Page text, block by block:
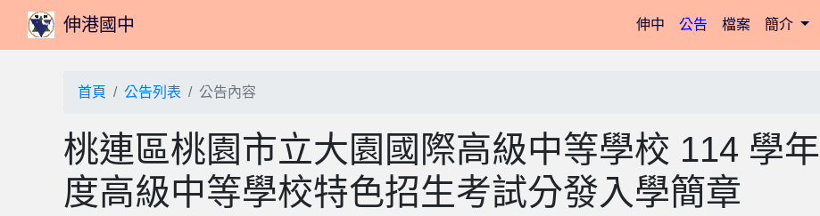
伸港國中 伸中(current)
公告 檔案 簡介
首頁 公告列表 公告內容
桃連區桃園市立大園國際高級中等學校 114 學年
度高級中等學校特色招生考試分發入學簡章